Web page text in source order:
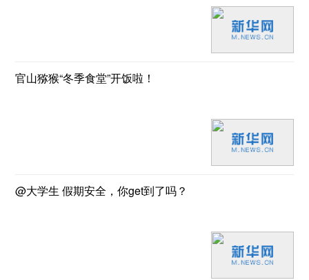
官山猕猴“冬季食堂”开饭啦！
@大学生 假期安全，你get到了吗？